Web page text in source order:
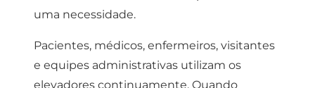
uma necessidade.
Pacientes, médicos, enfermeiros, visitantes
e equipes administrativas utilizam os
elevadores continuamente. Quando